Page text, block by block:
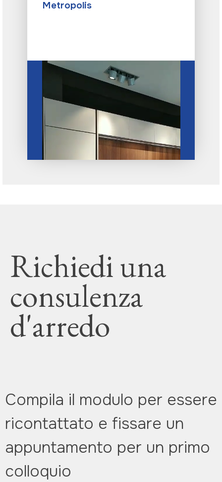
Metropolis
Richiedi una
consulenza
d'arredo
Compila il modulo per essere
ricontattato e fissare un
appuntamento per un primo
colloquio